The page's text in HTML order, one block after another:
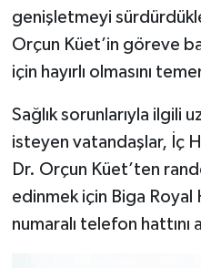
genişletmeyi
Orçun Küet’in göreve
için hayırlı olmasını
Sağlık sorunlarıyla ilgili
isteyen vatandaşlar, İç
Dr. Orçun Küet’ten
edinmek için Biga
numaralı telefon hattını